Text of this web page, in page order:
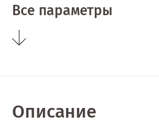
Все параметры
Описание